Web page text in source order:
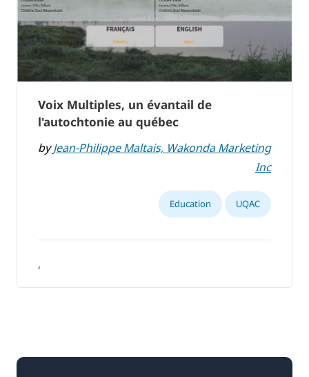
Voix Multiples, un évantail de
l'autochtonie au québec
byJean-Philippe Maltais, Wakonda Marketing
Inc
UQAC
Education
,